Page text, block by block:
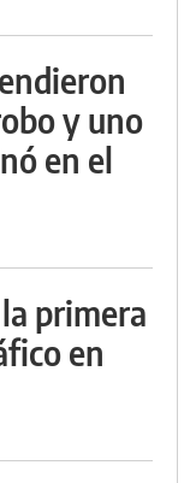
y uno
en el
primera
en